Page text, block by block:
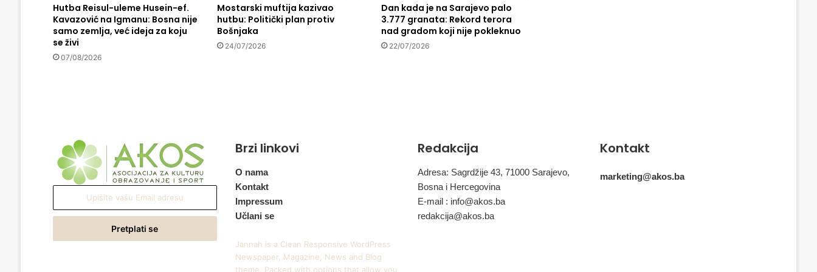
a
r
c
e
l
o
s
p
č
i
Hutba Reisul-uleme Husein-ef.
Kavazović na Igmanu: Bosna nije
samo zemlja, već ideja za koju
se živi
07/08/2026
Mostarski muftija kazivao
hutbu: Politički plan protiv
Bošnjaka
24/07/2026
Dan kada je na Sarajevo palo
3.777 granata: Rekord terora
nad gradom koji nije pokleknuo
22/07/2026
Email
Brzi linkovi
O nama
Kontakt
Impressum
Učlani se
Jannah is a Clean Responsive WordPress
Newspaper, Magazine, News and Blog
theme. Packed with options that allow you
Redakcija
Adresa: Sagrdžije 43, 71000 Sarajevo,
Bosna i Hercegovina
E-mail : info@akos.ba
redakcija@akos.ba
Kontakt
marketing@akos.ba